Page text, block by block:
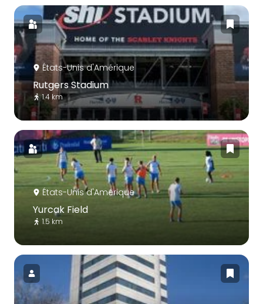
États-Unis d'Amérique
Rutgers Stadium
1.4 km
États-Unis d'Amérique
Yurcak Field
1.5 km